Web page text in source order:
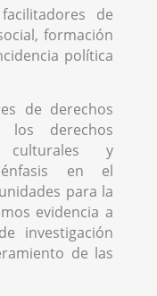
de
formación
política
de derechos
los derechos
culturales y
énfasis en el
para la
evidencia a
investigación
de las